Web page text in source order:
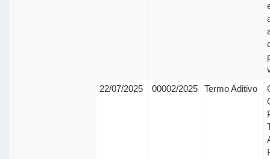
22/07/2025
00002/2025 Termo Aditivo